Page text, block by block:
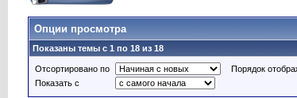
Опции просмотра
Показаны темы с 1 по 18 из 18
Отсортировано по
Порядок
Показать с